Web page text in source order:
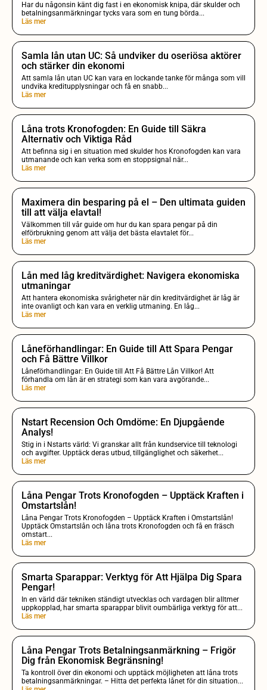
Har du någonsin känt dig fast i en ekonomisk knipa, där skulder och
betalningsanmärkningar tycks vara som en tung börda...
Läs mer
Samla lån utan UC: Så undviker du oseriösa aktörer
och stärker din ekonomi
Att samla lån utan UC kan vara en lockande tanke för många som vill
undvika kreditupplysningar och få en snabb...
Läs mer
Låna trots Kronofogden: En Guide till Säkra
Alternativ och Viktiga Råd
Att befinna sig i en situation med skulder hos Kronofogden kan vara
utmanande och kan verka som en stoppsignal när...
Läs mer
Maximera din besparing på el – Den ultimata guiden
till att välja elavtal!
Välkommen till vår guide om hur du kan spara pengar på din
elförbrukning genom att välja det bästa elavtalet för...
Läs mer
Lån med låg kreditvärdighet: Navigera ekonomiska
utmaningar
Att hantera ekonomiska svårigheter när din kreditvärdighet är låg är
inte ovanligt och kan vara en verklig utmaning. En låg...
Läs mer
Låneförhandlingar: En Guide till Att Spara Pengar
och Få Bättre Villkor
Låneförhandlingar: En Guide till Att Få Bättre Lån Villkor! Att
förhandla om lån är en strategi som kan vara avgörande...
Läs mer
Nstart Recension Och Omdöme: En Djupgående
Analys!
Stig in i Nstarts värld: Vi granskar allt från kundservice till teknologi
och avgifter. Upptäck deras utbud, tillgänglighet och säkerhet...
Läs mer
Låna Pengar Trots Kronofogden – Upptäck Kraften i
Omstartslån!
Låna Pengar Trots Kronofogden – Upptäck Kraften i Omstartslån!
Upptäck Omstartslån och låna trots Kronofogden och få en fräsch
omstart...
Läs mer
Smarta Sparappar: Verktyg för Att Hjälpa Dig Spara
Pengar!
In en värld där tekniken ständigt utvecklas och vardagen blir alltmer
uppkopplad, har smarta sparappar blivit oumbärliga verktyg för att...
Läs mer
Låna Pengar Trots Betalningsanmärkning – Frigör
Dig från Ekonomisk Begränsning!
Ta kontroll över din ekonomi och upptäck möjligheten att låna trots
betalningsanmärkningar. – Hitta det perfekta lånet för din situation...